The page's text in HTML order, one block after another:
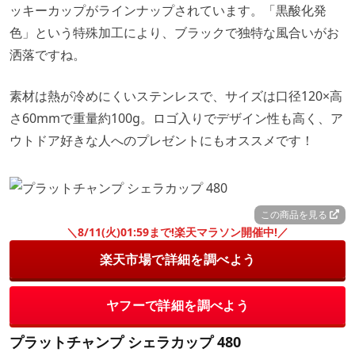
ッキーカップがラインナップされています。「黒酸化発
色」という特殊加工により、ブラックで独特な風合いがお
洒落ですね。
素材は熱が冷めにくいステンレスで、サイズは口径120×高
さ60mmで重量約100g。ロゴ入りでデザイン性も高く、ア
ウトドア好きな人へのプレゼントにもオススメです！
この商品を見る
＼8/11(火)01:59まで!楽天マラソン開催中!／
楽天市場で詳細を調べよう
ヤフーで詳細を調べよう
プラットチャンプ シェラカップ 480